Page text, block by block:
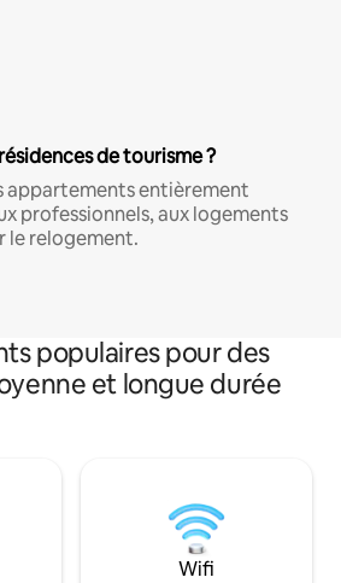
de tourisme ?
appartements entièrement
professionnels, aux logements
le relogement.
populaires pour des
et longue durée
Wifi